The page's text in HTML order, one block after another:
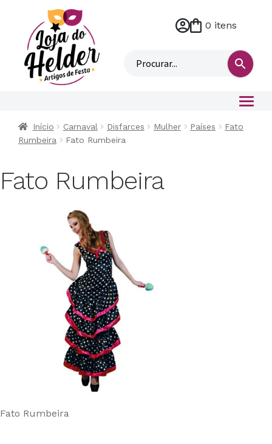
M
n
0 itens
Início Carnaval Disfarces Mulher Países
Fato
Rumbeira
Fato Rumbeira
Fato Rumbeira
Fato Rumbeira